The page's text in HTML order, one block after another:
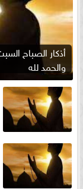
والحمد لله